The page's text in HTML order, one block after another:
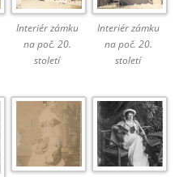
Interiér zámku
na poč. 20.
století
Interiér zámku
na poč. 20.
století